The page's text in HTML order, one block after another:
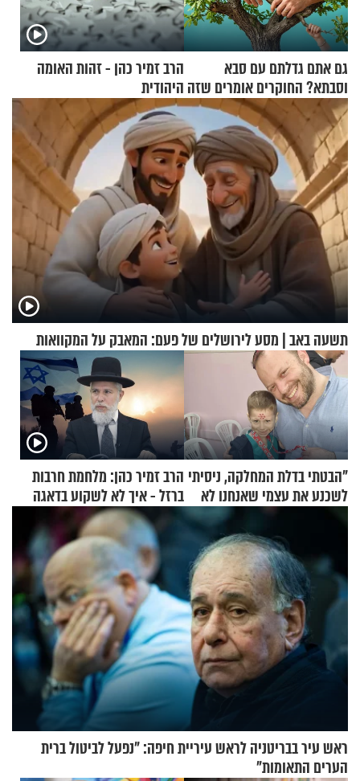
גם אתם גדלתם עם סבא
וסבתא? החוקרים אומרים שזה
מתכון מנצח
הרב זמיר כהן - זהות האומה
היהודית
תשעה באב | מסע לירושלים של פעם: המאבק על המקוואות
"הבטתי בדלת המחלקה, ניסיתי
לשכנע את עצמי שאנחנו לא
הרב זמיר כהן: מלחמת חרבות
ברזל - איך לא לשקוע בדאגה
ובעצבות על אף הכל?
ראש עיר בבריטניה לראש עיריית חיפה: ״נפעל לביטול ברית
הערים התאומות״